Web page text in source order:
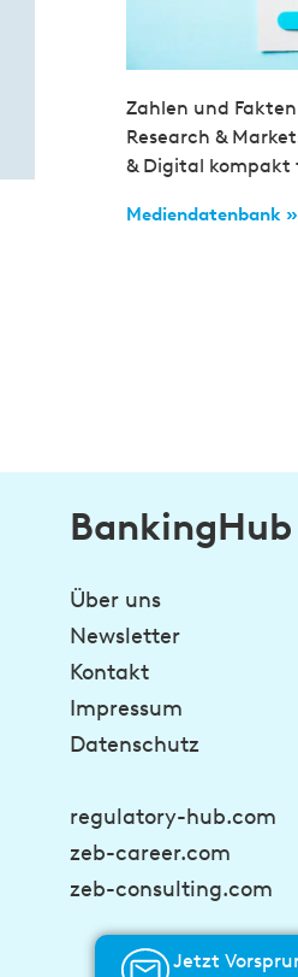
Zahlen und
Research &
& Digital kompakt
Mediendatenbank »
BankingHub
Über uns
Newsletter
Kontakt
Impressum
Datenschutz
regulatory-hub.com
zeb-career.com
zeb-consulting.com
Jetzt